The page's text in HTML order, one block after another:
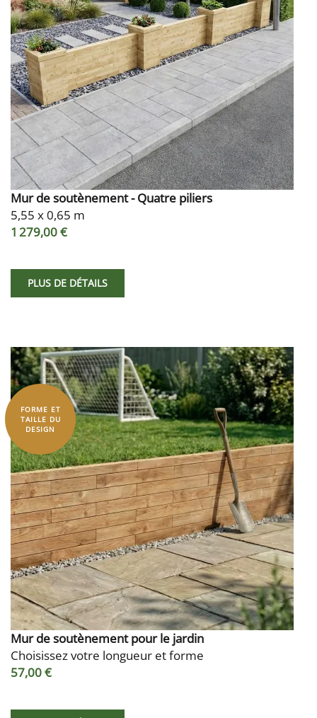
Mur de soutènement - Quatre piliers
5,55 x 0,65 m
1 279,00 €
PLUS DE DÉTAILS
FORME ET
TAILLE DU
DESIGN
Mur de soutènement pour le jardin
Choisissez votre longueur et forme
57,00 €